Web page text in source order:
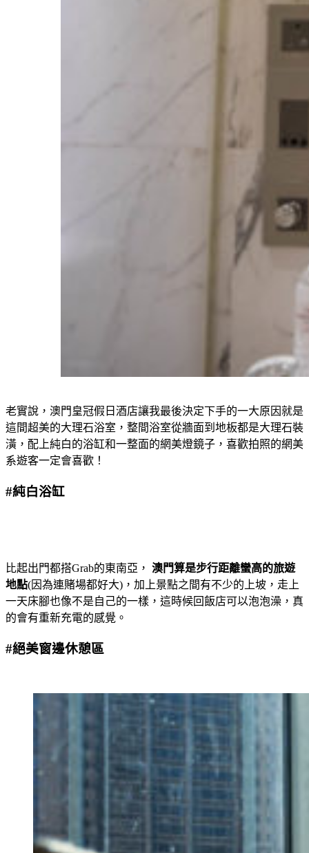
老實說，澳門皇冠假日酒店讓我最後決定下手的一大原因就是
這間超美的大理石浴室，整間浴室從牆面到地板都是大理石裝
潢，配上純白的浴缸和一整面的網美燈鏡子，喜歡拍照的網美
系遊客一定會喜歡！
#純白浴缸
比起出門都搭Grab的東南亞， 澳門算是步行距離蠻高的旅遊
地點(因為連賭場都好大)，加上景點之間有不少的上坡，走上
一天床腳也像不是自己的一樣，這時候回飯店可以泡泡澡，真
的會有重新充電的感覺。
#絕美窗邊休憩區